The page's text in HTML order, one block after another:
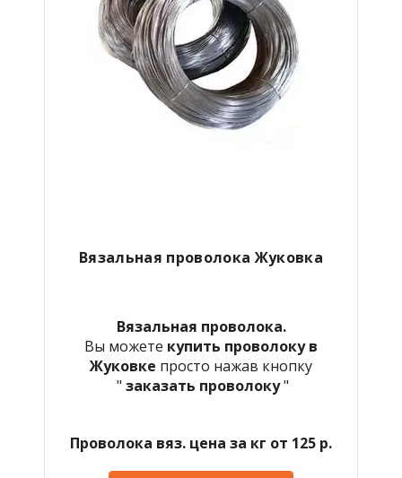
Вязальная проволока Жуковка
Вязальная проволока.
Вы можете купить проволоку в
Жуковке просто нажав кнопку
" заказать проволоку"
Проволока вяз. цена за кг от 125 р.